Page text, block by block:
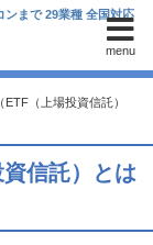
menu
ンまで 29業種 全国対応
（上場投資信託）
信託）とは